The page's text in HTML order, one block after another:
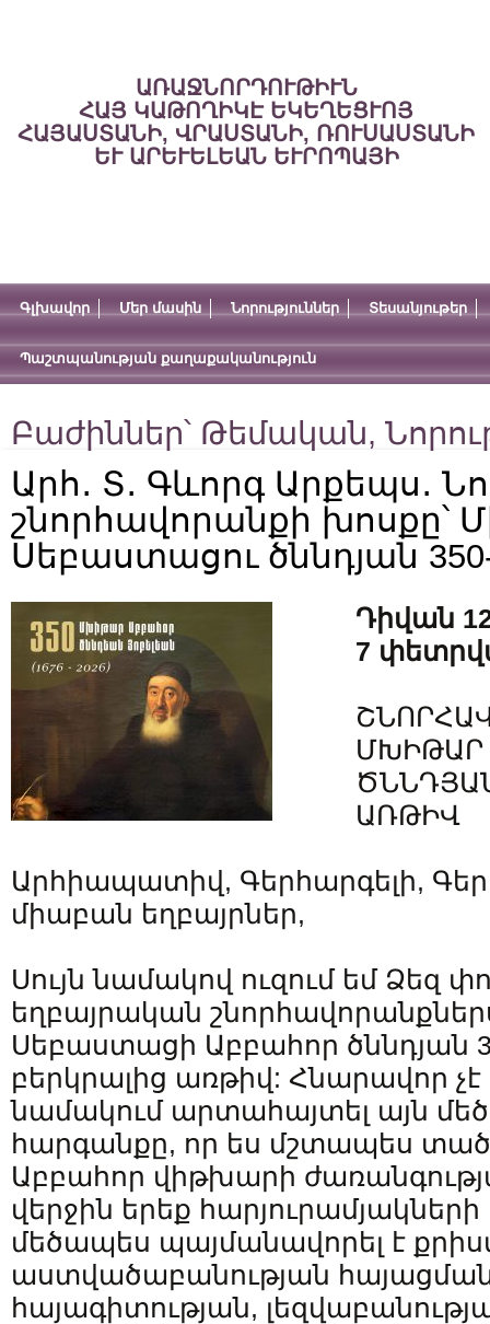
ԱՌԱՋՆՈՐԴՈՒԹԻՒՆ
ՀԱՅ ԿԱԹՈՂԻԿԷ ԵԿԵՂԵՑՒՈՅ
ՀԱՅԱՍՏԱՆԻ, ՎՐԱՍՏԱՆԻ, ՌՈՒՍԱՍՏԱՆԻ
ԵՒ ԱՐԵՒԵԼԵԱՆ ԵՒՐՈՊԱՅԻ
Գլխավոր Մեր մասին Նորություններ Տեսանյութեր
Պաշտպանության քաղաքականություն
Բաժիններ՝ Թեմական,
Արհ․ Տ․ Գևորգ Արքեպս․
շնորհավորանքի խոսքը՝
Սեբաստացու ծննդյան
Դիվան
7
ՄԽԻԹԱՐ
ԱՌԹԻՎ
Արհիապատիվ, Գերհարգելի,
միաբան եղբայրներ,
Սույն նամակով ուզում եմ Ձեզ
եղբայրական
Սեբաստացի Աբբահոր ծննդյան
բերկրալից առթիվ: Հնարավոր
նամակում արտահայտել այն
հարգանքը, որ ես մշտապես
Աբբահոր վիթխարի
վերջին երեք
մեծապես պայմանավորել է
աստվածաբանության
հայագիտության,